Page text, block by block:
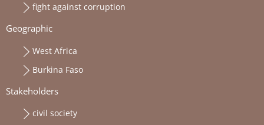
fight against corruption
Geographic
West Africa
Burkina Faso
Stakeholders
civil society